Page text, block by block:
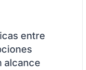
entre
alcance